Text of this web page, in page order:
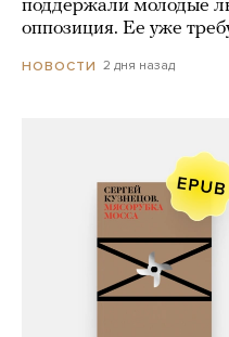
поддержали молодые
оппозиция. Ее уже
НОВОСТИ 2 дня назад